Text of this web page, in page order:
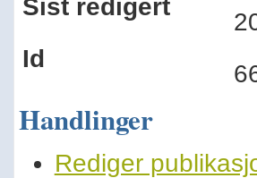
Sist redigert
Id
Handlinger
Rediger